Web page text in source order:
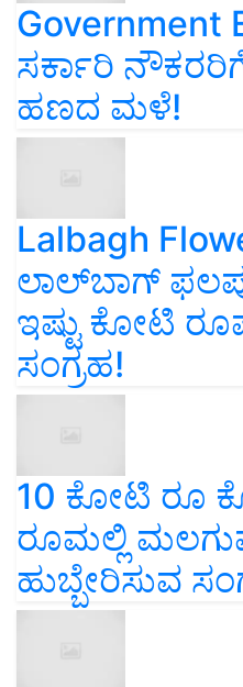
Government
ಸರ್ಕಾರಿ
ಹಣದ ಮಳೆ!
Lalbagh
ಲಾಲ್‌ಬಾಗ್
ಇಷ್ಟು ಕೋಟಿ
ಸಂಗ್ರಹ!
10 ಕೋಟಿ ರೂ
ರೂಮಲ್ಲಿ
ಹುಬ್ಬೇರಿಸುವ